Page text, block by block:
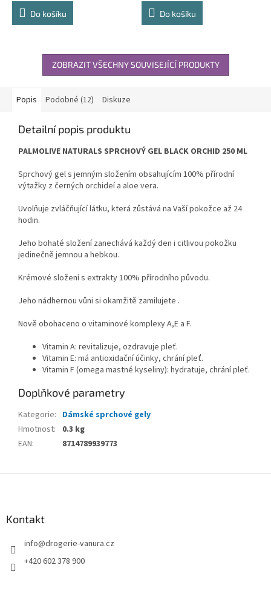
Do košíku Do košíku
ZOBRAZIT VŠECHNY SOUVISEJÍCÍ PRODUKTY
Popis Podobné (12) Diskuze
Detailní popis produktu
PALMOLIVE NATURALS SPRCHOVÝ GEL BLACK ORCHID 250 ML
Sprchový gel s jemným složením obsahujícím 100% přírodní
výtažky z černých orchideí a aloe vera.
Uvolňuje zvláčňující látku, která zůstává na Vaší pokožce až 24
hodin.
Jeho bohaté složení zanechává každý den i citlivou pokožku
jedinečně jemnou a hebkou.
Krémové složení s extrakty 100% přírodního původu.
Jeho nádhernou vůni si okamžitě zamilujete .
Nově obohaceno o vitaminové komplexy A,E a F.
Vitamin A: revitalizuje, ozdravuje pleť.
Vitamin E: má antioxidační účinky, chrání pleť.
Vitamin F (omega mastné kyseliny): hydratuje, chrání pleť.
Doplňkové parametry
Kategorie: Dámské sprchové gely
Hmotnost:
0.3 kg
EAN: 8714789939773
Kontakt
info@drogerie-vanura.cz
+420 602 378 900